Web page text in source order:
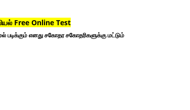
Free Online Test
படிக்கும் எனது சகோதர சகோதரிகளுக்கு மட்டும்